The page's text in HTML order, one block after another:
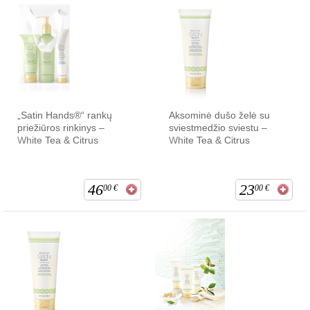
„Satin Hands®“ rankų
priežiūros rinkinys –
White Tea & Citrus
4600 €
Aksominė dušo želė su
sviestmedžio sviestu –
White Tea & Citrus
2300 €